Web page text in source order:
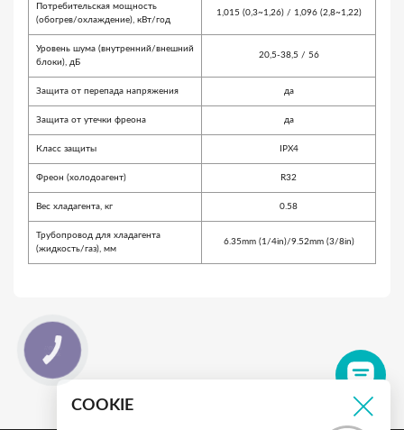
Потребительская мощность
(обогрев/охлаждение), кВт/год
1,015 (0,3~1,26) / 1,096 (2,8~1,22)
Уровень шума (внутренний/внешний
блоки), дБ
20,5-38,5 / 56
Защита от перепада напряжения да
Защита от утечки фреона да
Класс защиты IPX4
Фреон (холодоагент) R32
Вес хладагента, кг 0.58
Трубопровод для хладагента
(жидкость/газ), мм
6.35mm (1/4in)/9.52mm (3/8in)
COOKIE
КНОПКА
ЗВ'ЯЗКУ